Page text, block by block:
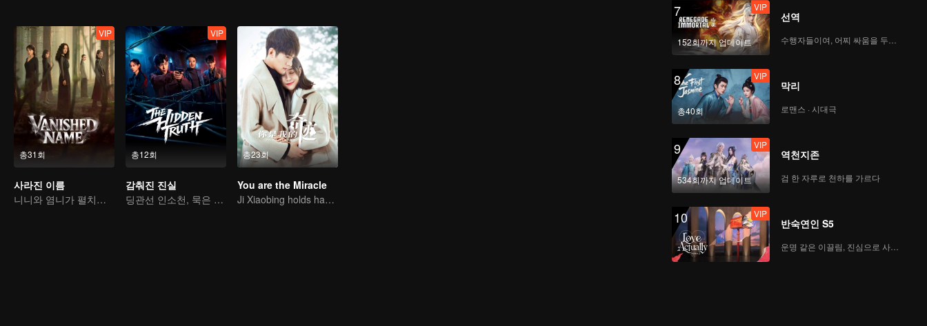
총31회
VIP
사라진 이름
니니와 염니가 펼치는 여성 서스펜스 드라마
총12회
VIP
감춰진 진실
딩관선 인소천, 묵은 미제 사건을 풀다
총23회
You are the Miracle
Ji Xiaobing holds hands with Gong Wanyi to find love and arrest the criminal
7
152회까지 업데이트
VIP
선역
8
총40회
VIP
막리
로맨스 · 시대극
9
534회까지 업데이트
VIP
역천지존
검 한 자루로 천하를 가르다
10 VIP
반숙연인 S5
운명 같은 이끌림, 진심으로 사랑하다